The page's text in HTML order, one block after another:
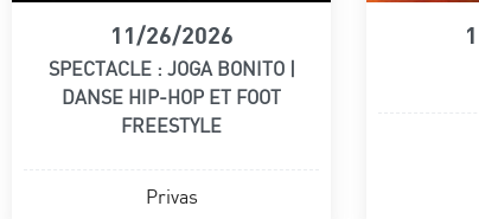
11/26/2026
SPECTACLE : JOGA BONITO |
DANSE HIP-HOP ET FOOT
FREESTYLE
Privas